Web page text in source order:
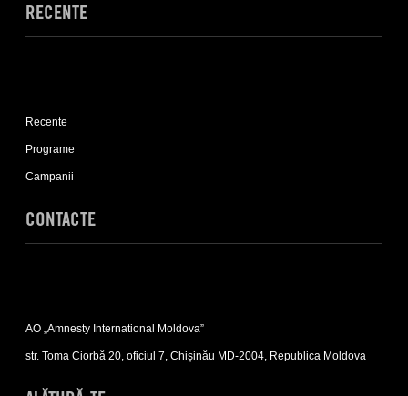
RECENTE
Recente
sub-
list
Recente
Programe
Campanii
CONTACTE
Contacte
sub-
list
AO „Amnesty International Moldova”
str. Toma Ciorbă 20, oficiul 7, Chișinău MD-2004, Republica Moldova